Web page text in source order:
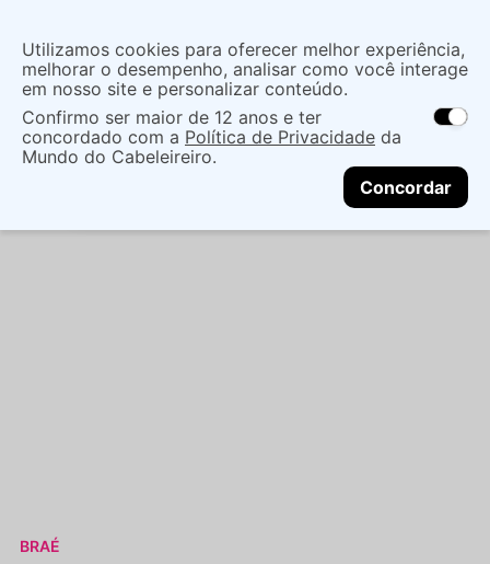
localização
As ofertas e opções de entrega variam de
acordo com a região.Não sei meu CEP
CONTINUAR
O que você procura?
Cabelo Marcas De Salão Fixadores
BRAÉ
Utilizamos cookies para oferecer melhor experiência,
melhorar o desempenho, analisar como você interage
em nosso site e personalizar conteúdo.
Confirmo ser maior de 12 anos e ter
concordado com a Política de Privacidade da
Mundo do Cabeleireiro.
Concordar